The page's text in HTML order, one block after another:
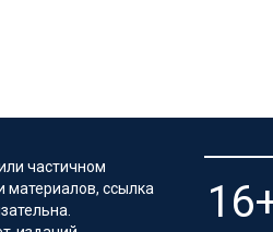
частичном
материалов, ссылка